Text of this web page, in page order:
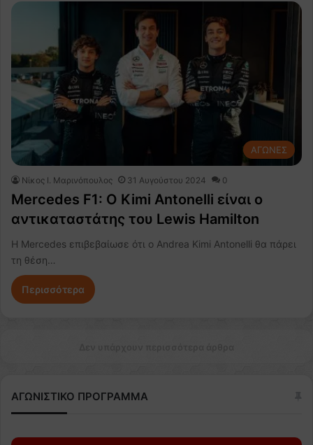
ΑΓΩΝΕΣ
Nίκος Ι. Mαρινόπουλος 31 Αυγούστου 2024 0
Mercedes F1: Ο Kimi Antonelli είναι ο
αντικαταστάτης του Lewis Hamilton
Η Mercedes επιβεβαίωσε ότι ο Andrea Kimi Antonelli θα πάρει
τη θέση…
Περισσότερα
ΑΓΩΝΙΣΤΙΚΟ ΠΡΟΓΡΑΜΜΑ